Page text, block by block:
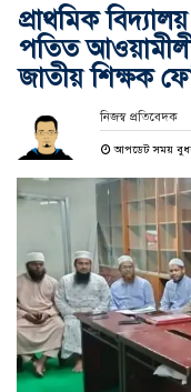
প্রাথমিক
পতিত
জাতীয় শিক্ষক
নিজস্ব প্রতিবেদক
আপডেট সময়